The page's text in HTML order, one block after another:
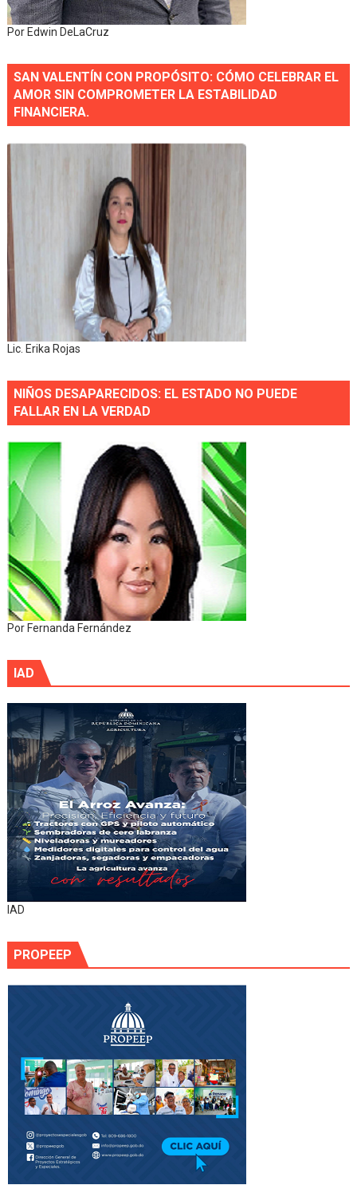
Por Edwin DeLaCruz
SAN VALENTÍN CON PROPÓSITO: CÓMO CELEBRAR EL
AMOR SIN COMPROMETER LA ESTABILIDAD
FINANCIERA.
Lic. Erika Rojas
NIÑOS DESAPARECIDOS: EL ESTADO NO PUEDE
FALLAR EN LA VERDAD
Por Fernanda Fernández
IAD
IAD
PROPEEP